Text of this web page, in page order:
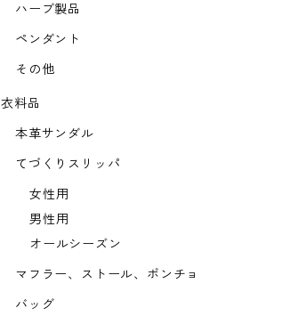
ハーブ製品
ペンダント
その他
衣料品
本革サンダル
てづくりスリッパ
女性用
男性用
オールシーズン
マフラー、ストール、ポンチョ
バッグ